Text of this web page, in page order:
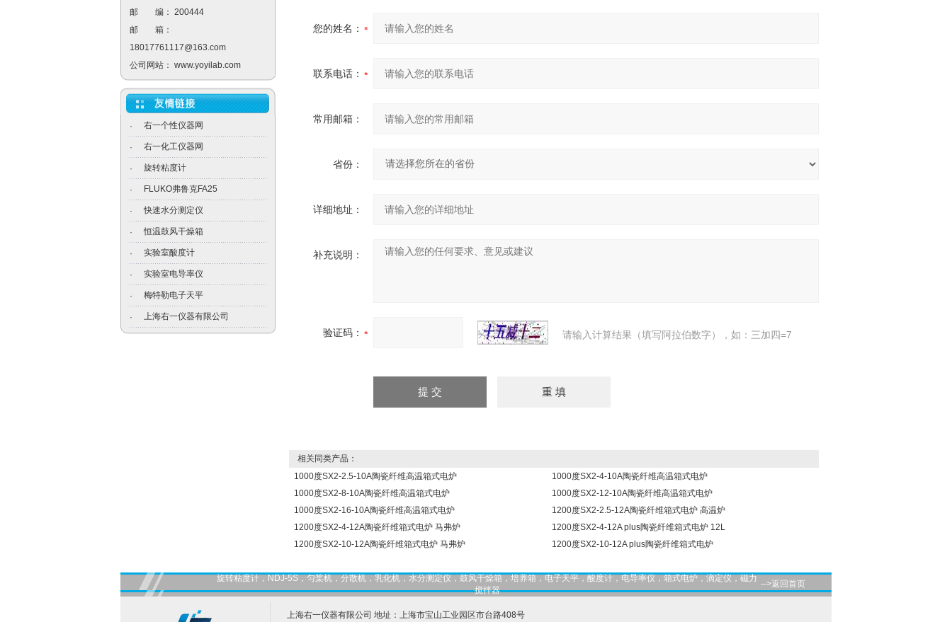
邮 编： 200444
邮 箱：
18017761117@163.com
公司网站： www.yoyilab.com
· 右一个性仪器网
· 右一化工仪器网
· 旋转粘度计
· FLUKO弗鲁克FA25
· 快速水分测定仪
· 恒温鼓风干燥箱
· 实验室酸度计
· 实验室电导率仪
· 梅特勒电子天平
· 上海右一仪器有限公司
您的姓名：
联系电话：
常用邮箱：
省份：
详细地址：
补充说明：
验证码： 请输入计算结果（填写阿拉伯数字），如：三加四=7
相关同类产品：
1000度SX2-2.5-10A陶瓷纤维高温箱式电炉
1000度SX2-4-10A陶瓷纤维高温箱式电炉
1000度SX2-8-10A陶瓷纤维高温箱式电炉
1000度SX2-12-10A陶瓷纤维高温箱式电炉
1000度SX2-16-10A陶瓷纤维高温箱式电炉
1200度SX2-2.5-12A陶瓷纤维箱式电炉 高温炉
1200度SX2-4-12A陶瓷纤维箱式电炉 马弗炉
1200度SX2-4-12A plus陶瓷纤维箱式电炉 12L
1200度SX2-10-12A陶瓷纤维箱式电炉 马弗炉
1200度SX2-10-12A plus陶瓷纤维箱式电炉
旋转粘度计，NDJ-5S，匀桨机，分散机，乳化机，水分测定仪，鼓风干燥箱，培养箱，电子天平，酸度计，电导率仪，箱式电炉，滴定仪，磁力
搅拌器
-->返回首页
上海右一仪器有限公司 地址：上海市宝山工业园区市台路408号